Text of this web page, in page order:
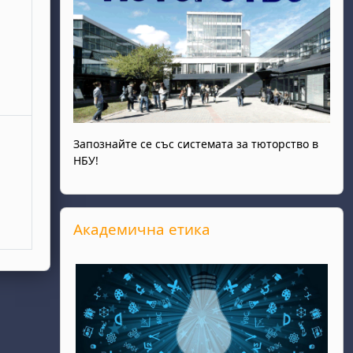
Запознайте се със системата за тюторство в
НБУ!
Прескочи Академична етика
Академична етика